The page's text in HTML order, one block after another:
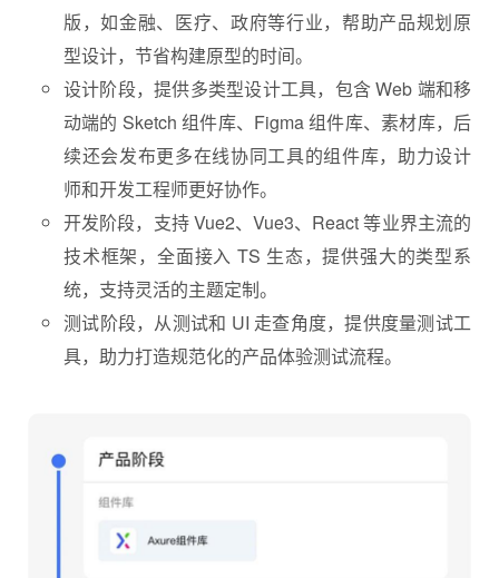
版，如金融、医疗、政府等行业，帮助产品规划原
型设计，节省构建原型的时间。
设计阶段，提供多类型设计工具，包含 Web 端和移
动端的 Sketch 组件库、Figma 组件库、素材库，后
续还会发布更多在线协同工具的组件库，助力设计
师和开发工程师更好协作。
开发阶段，支持 Vue2、Vue3、React 等业界主流的
技术框架，全面接入 TS 生态，提供强大的类型系
统，支持灵活的主题定制。
测试阶段，从测试和 UI 走查角度，提供度量测试工
具，助力打造规范化的产品体验测试流程。